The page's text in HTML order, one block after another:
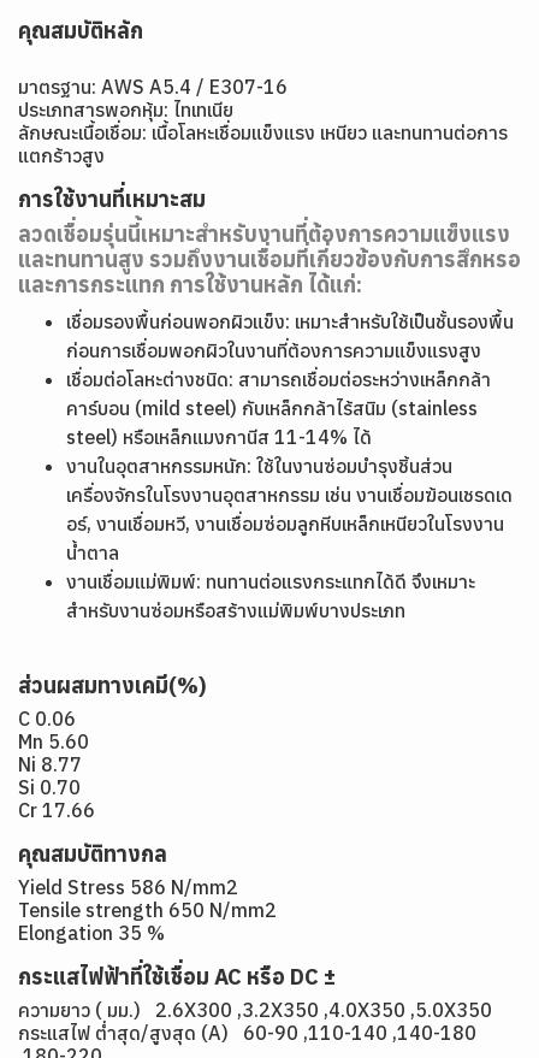
คุณสมบัติหลัก
มาตรฐาน: AWS A5.4 / E307-16
ประเภทสารพอกหุ้ม: ไทเทเนีย
ลักษณะเนื้อเชื่อม: เนื้อโลหะเชื่อมแข็งแรง เหนียว และทนทานต่อการ
แตกร้าวสูง
การใช้งานที่เหมาะสม
ลวดเชื่อมรุ่นนี้เหมาะสำหรับงานที่ต้องการความแข็งแรง
และทนทานสูง รวมถึงงานเชื่อมที่เกี่ยวข้องกับการสึกหรอ
และการกระแทก การใช้งานหลัก ได้แก่:
เชื่อมรองพื้นก่อนพอกผิวแข็ง: เหมาะสำหรับใช้เป็นชั้นรองพื้น
ก่อนการเชื่อมพอกผิวในงานที่ต้องการความแข็งแรงสูง
เชื่อมต่อโลหะต่างชนิด: สามารถเชื่อมต่อระหว่างเหล็กกล้า
คาร์บอน (mild steel) กับเหล็กกล้าไร้สนิม (stainless
steel) หรือเหล็กแมงกานีส 11-14% ได้
งานในอุตสาหกรรมหนัก: ใช้ในงานซ่อมบำรุงชิ้นส่วน
เครื่องจักรในโรงงานอุตสาหกรรม เช่น งานเชื่อมฆ้อนเชรดเด
อร์, งานเชื่อมหวี, งานเชื่อมซ่อมลูกหีบเหล็กเหนียวในโรงงาน
น้ำตาล
งานเชื่อมแม่พิมพ์: ทนทานต่อแรงกระแทกได้ดี จึงเหมาะ
สำหรับงานซ่อมหรือสร้างแม่พิมพ์บางประเภท
ส่วนผสมทางเคมี(%)
C 0.06
Mn 5.60
Ni 8.77
Si 0.70
Cr 17.66
คุณสมบัติทางกล
Yield Stress 586 N/mm2
Tensile strength 650 N/mm2
Elongation 35 %
กระแสไฟฟ้าที่ใช้เชื่อม AC หรือ DC ±
ความยาว ( มม.) 2.6X300 ,3.2X350 ,4.0X350 ,5.0X350
กระแสไฟ ต่ำสุด/สูงสุด (A) 60-90 ,110-140 ,140-180